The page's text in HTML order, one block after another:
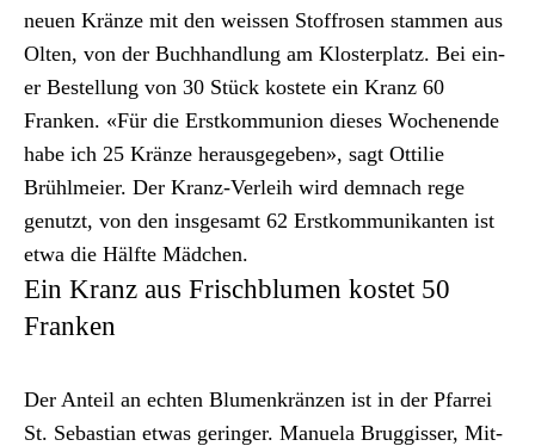
neuen Kränze mit den weis­sen Stof­frosen stam­men aus
Olten, von der Buch­hand­lung am Kloster­platz. Bei ein­
er Bestel­lung von 30 Stück kostete ein Kranz 60
Franken. «Für die Erstkom­mu­nion dieses Woch­enende
habe ich 25 Kränze her­aus­gegeben», sagt Ottilie
Brühlmeier. Der Kranz-Ver­leih wird dem­nach rege
genutzt, von den ins­ge­samt 62 Erstkom­mu­nikan­ten ist
etwa die Hälfte Mäd­chen.
Ein Kranz aus Frischblumen kostet 50
Franken
Der Anteil an echt­en Blu­menkränzen ist in der Pfar­rei
St. Sebas­t­ian etwas geringer. Manuela Brug­giss­er, Mit­